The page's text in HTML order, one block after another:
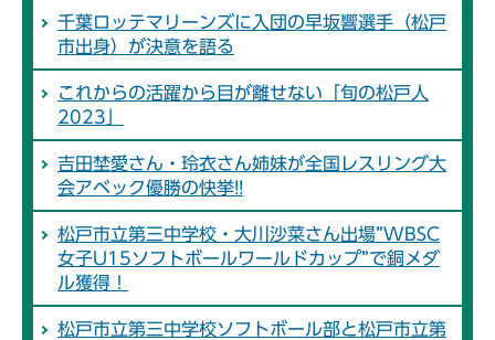
千葉ロッテマリーンズに入団の早坂響選手（松戸
市出身）が決意を語る
これからの活躍から目が離せない「旬の松戸人
2023」
吉田埜愛さん・玲衣さん姉妹が全国レスリング大
会アベック優勝の快挙!!
松戸市立第三中学校・大川沙菜さん出場”WBSC
女子U15ソフトボールワールドカップ”で銅メダ
ル獲得！
松戸市立第三中学校ソフトボール部と松戸市立第